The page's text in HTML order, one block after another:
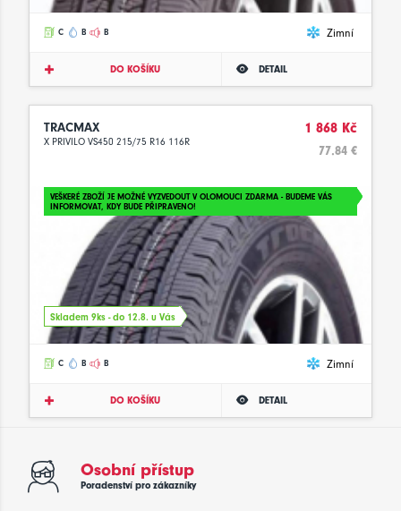
C B B Zimní
DO KOŠÍKU DETAIL
TRACMAX
X PRIVILO VS450 215/75 R16 116R
1 868 Kč
77.84 €
VEŠKERÉ ZBOŽÍ JE MOŽNÉ VYZVEDOUT V OLOMOUCI ZDARMA - BUDEME VÁS
INFORMOVAT, KDY BUDE PŘIPRAVENO!
Skladem 9ks - do 12.8. u Vás
C B B Zimní
DO KOŠÍKU DETAIL
Osobní přístup
Poradenství pro zákazníky